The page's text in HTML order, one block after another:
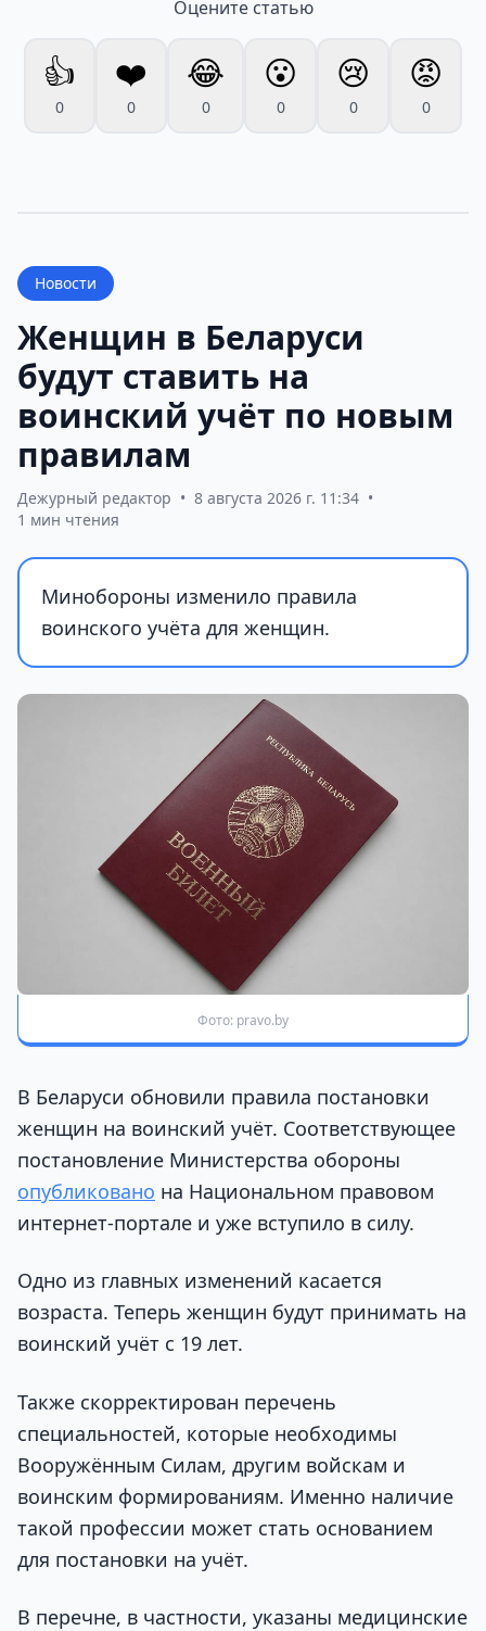
Оцените статью
👍
0
❤️
0
😂
0
😮
0
😢
0
😡
0
Новости
Женщин в Беларуси
будут ставить на
воинский учёт по новым
правилам
Дежурный редактор • 8 августа 2026 г. 11:34 •
1 мин чтения
Минобороны изменило правила
воинского учёта для женщин.
Фото: pravo.by
В Беларуси обновили правила постановки
женщин на воинский учёт. Соответствующее
постановление Министерства обороны
опубликовано на Национальном правовом
интернет-портале и уже вступило в силу.
Одно из главных изменений касается
возраста. Теперь женщин будут принимать на
воинский учёт с 19 лет.
Также скорректирован перечень
специальностей, которые необходимы
Вооружённым Силам, другим войскам и
воинским формированиям. Именно наличие
такой профессии может стать основанием
для постановки на учёт.
В перечне, в частности, указаны медицинские